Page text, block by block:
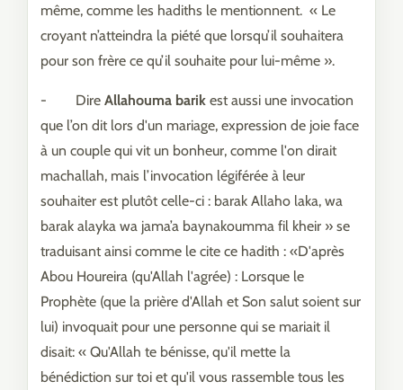
même, comme les hadiths le mentionnent. « Le
croyant n’atteindra la piété que lorsqu’il souhaitera
pour son frère ce qu’il souhaite pour lui-même ».
- Dire Allahouma barik est aussi une invocation
que l’on dit lors d'un mariage, expression de joie face
à un couple qui vit un bonheur, comme l'on dirait
machallah, mais l’invocation légiférée à leur
souhaiter est plutôt celle-ci : barak Allaho laka, wa
barak alayka wa jama’a baynakoumma fil kheir » se
traduisant ainsi comme le cite ce hadith : «D'après
Abou Houreira (qu'Allah l'agrée) : Lorsque le
Prophète (que la prière d'Allah et Son salut soient sur
lui) invoquait pour une personne qui se mariait il
disait: « Qu'Allah te bénisse, qu'il mette la
bénédiction sur toi et qu'il vous rassemble tous les